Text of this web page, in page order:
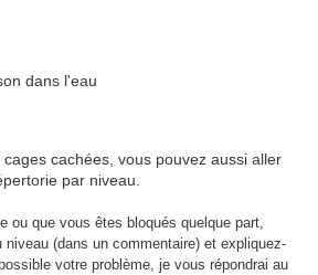
dans l'eau
cachées, vous pouvez aussi aller
par niveau.
ou que vous êtes bloqués quelque part,
niveau (dans un commentaire) et expliquez-
votre problème, je vous répondrai au